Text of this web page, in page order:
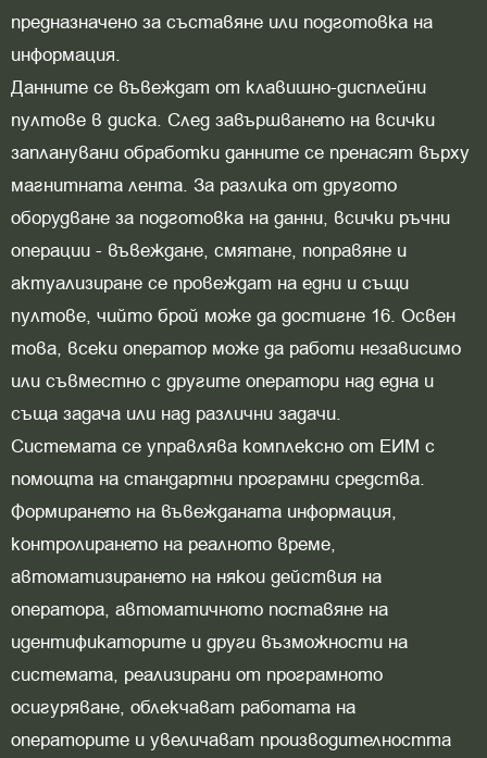
предназначено за съставяне или подготовка на
информация.
Данните се въвеждат от клавишно-дисплейни
пултове в диска. След завършването на всички
запланувани обработки данните се пренасят върху
магнитната лента. За разлика от другото
оборудване за подготовка на данни, всички ръчни
операции - въвеждане, смятане, поправяне и
актуализиране се провеждат на едни и същи
пултове, чийто брой може да достигне 16. Освен
това, всеки оператор може да работи независимо
или съвместно с другите оператори над една и
съща задача или над различни задачи.
Системата се управлява комплексно от ЕИМ с
помощта на стандартни програмни средства.
Формирането на въвежданата информация,
контролирането на реалното време,
автоматизирането на някои действия на
оператора, автоматичното поставяне на
идентификаторите и други възможности на
системата, реализирани от програмното
осигуряване, облекчават работата на
операторите и увеличават производителността